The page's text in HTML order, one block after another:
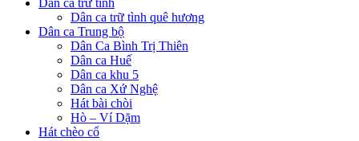
Dân ca trữ tình quê hương
Dân ca Trung bộ
Dân Ca Bình Trị Thiên
Dân ca Huế
Dân ca khu 5
Dân ca Xứ Nghệ
Hát bài chòi
Hò – Ví Dặm
Hát chèo cổ